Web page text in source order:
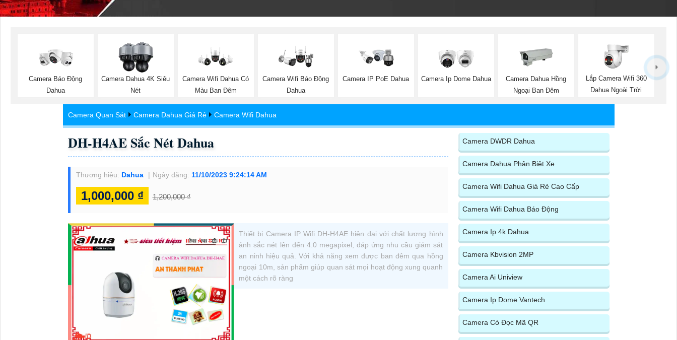
Camera Báo Động
Dahua
Camera Dahua 4K Siêu
Nét
Camera Wifi Dahua Có
Màu Ban Đêm
Camera Wifi Báo Động
Dahua
Camera IP PoE Dahua Camera Ip Dome Dahua
Camera Dahua Hồng
Ngoại Ban Đêm
Lắp Camera Wifi 360
Dahua Ngoài Trời
Camera Quan Sát Camera Dahua Giá Rẻ Camera Wifi Dahua
DH-H4AE Sắc Nét Dahua
Thương hiệu: Dahua Ngày đăng: 11/10/2023 9:24:14 AM
1,000,000 ₫ 1,200,000 ₫
Thiết bị Camera IP Wifi DH-H4AE hiện đại với chất lượng hình
ảnh sắc nét lên đến 4.0 megapixel, đáp ứng nhu cầu giám sát
an ninh hiệu quả. Với khả năng xem được ban đêm qua hồng
ngoại 10m, sản phẩm giúp quan sát mọi hoạt động xung quanh
một cách rõ ràng
Camera DWDR Dahua
Camera Dahua Phân Biệt Xe
Camera Wifi Dahua Giá Rẻ Cao Cấp
Camera Wifi Dahua Báo Động
Camera Ip 4k Dahua
Camera Kbvision 2MP
Camera Ai Uniview
Camera Ip Dome Vantech
Camera Có Đọc Mã QR